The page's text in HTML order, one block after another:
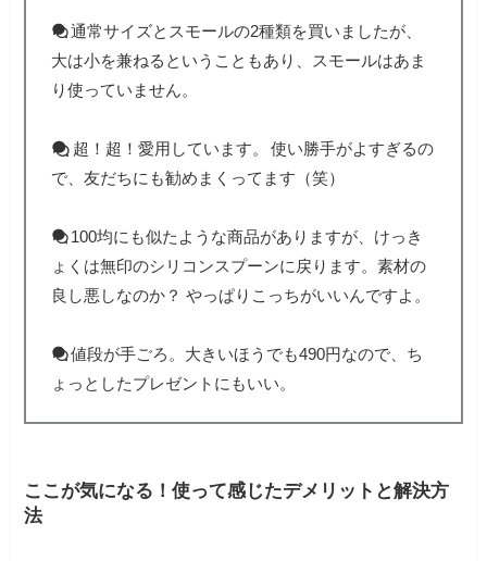
通常サイズとスモールの2種類を買いましたが、
大は小を兼ねるということもあり、スモールはあま
り使っていません。
超！超！愛用しています。 使い勝手がよすぎるの
で、友だちにも勧めまくってます（笑）
100均にも似たような商品がありますが、けっき
ょくは無印のシリコンスプーンに戻ります。素材の
良し悪しなのか？ やっぱりこっちがいいんですよ。
値段が手ごろ。大きいほうでも490円なので、ち
ょっとしたプレゼントにもいい。
ここが気になる！使って感じたデメリットと解決方
法